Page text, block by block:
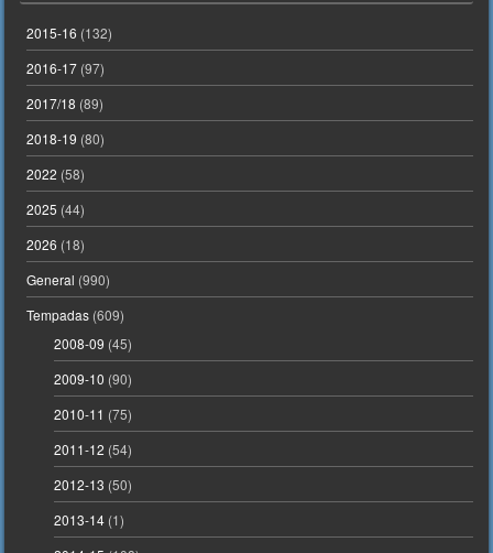
2015-16 (132)
2016-17 (97)
2017/18 (89)
2018-19 (80)
2022 (58)
2025 (44)
2026 (18)
General (990)
Tempadas (609)
2008-09 (45)
2009-10 (90)
2010-11 (75)
2011-12 (54)
2012-13 (50)
2013-14(1)